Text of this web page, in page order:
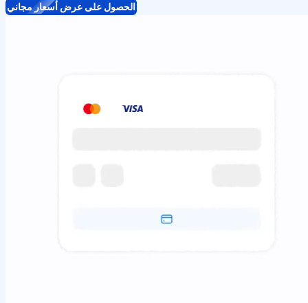
الحصول على عرض أسعار مجاني